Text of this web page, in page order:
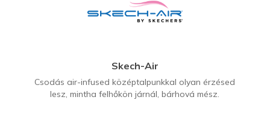
Skech-Air
Csodás air-infused középtalpunkkal olyan érzésed
lesz, mintha felhőkön járnál, bárhová mész.